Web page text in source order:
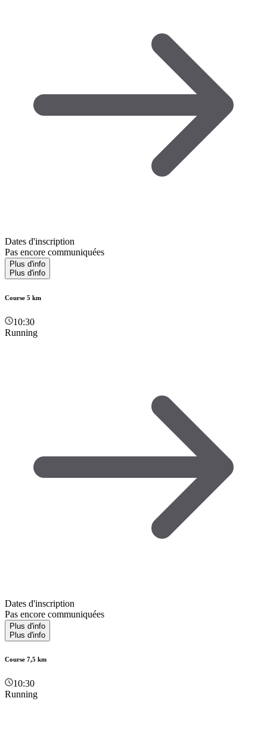
Dates d'inscription
Pas encore communiquées
Plus d'info
Plus d'info
Course 5 km
10:30
Running
Dates d'inscription
Pas encore communiquées
Plus d'info
Plus d'info
Course 7,5 km
10:30
Running